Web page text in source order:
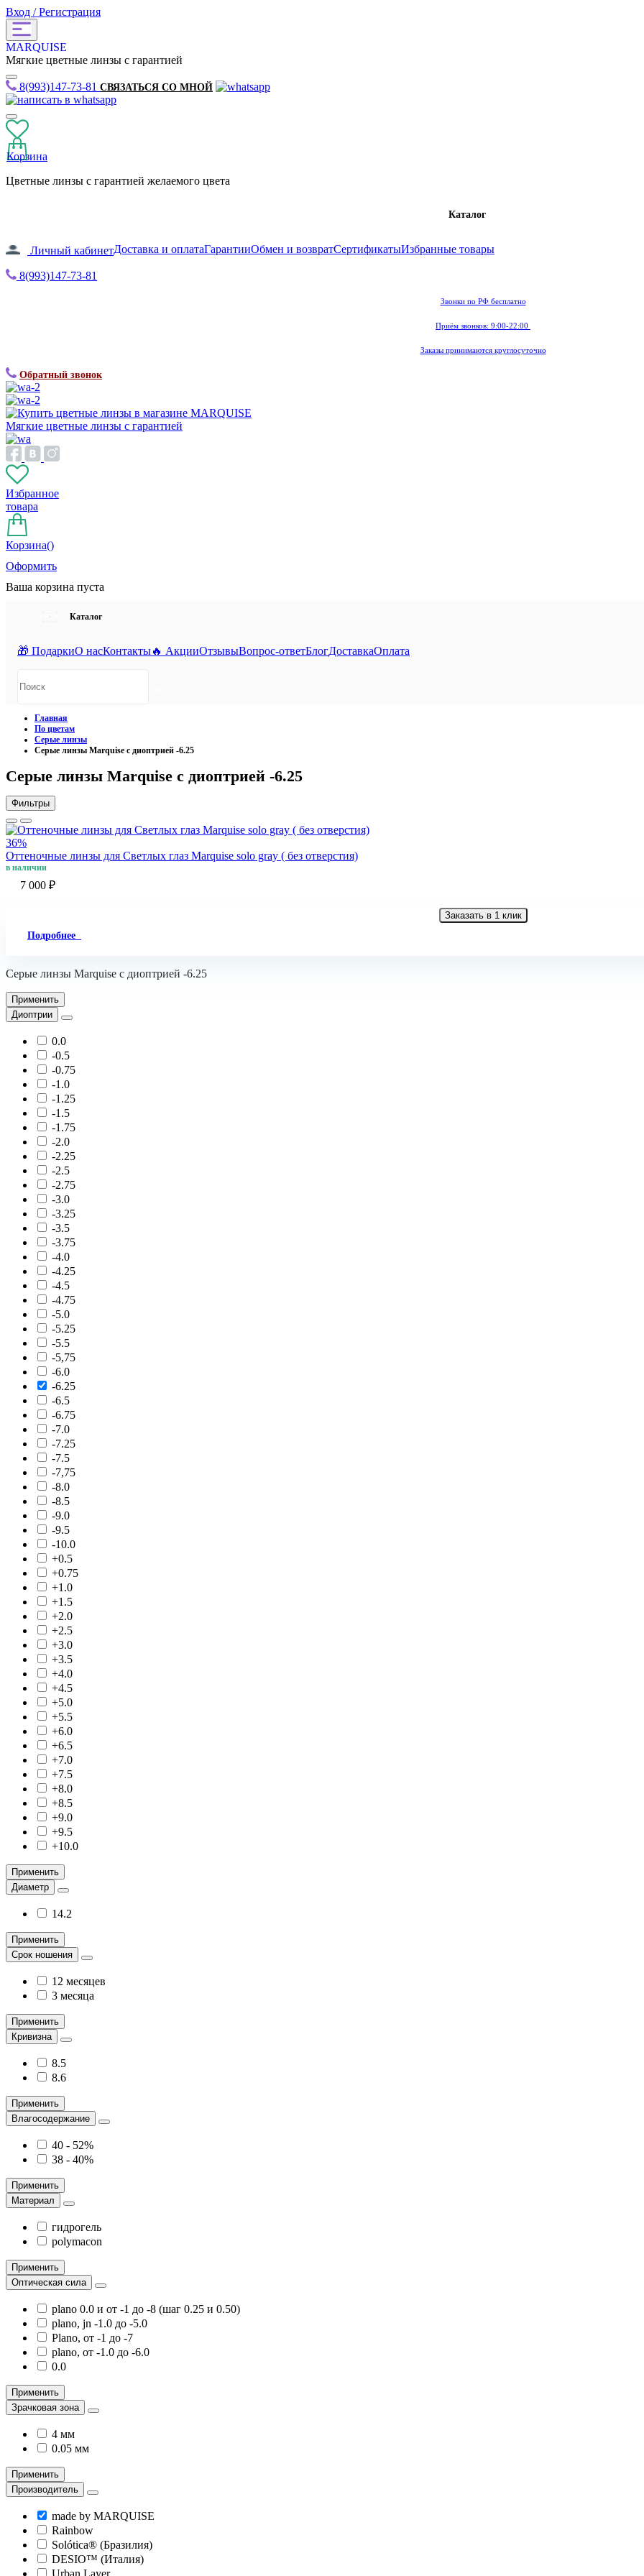
Вход / Регистрация
MARQUISE
Мягкие цветные линзы с гарантией
8(993)147-73-81 СВЯЗАТЬСЯ СО МНОЙ
Корзина
Цветные линзы с гарантией желаемого цвета
Каталог
Личный кабинетДоставка и оплатаГарантииОбмен и возвратСертификатыИзбранные товары
8(993)147-73-81
Звонки по РФ бесплатно
Приём звонков: 9:00-22:00
Заказы принимаются круглосуточно
Обратный звонок
Мягкие цветные линзы с гарантией
Избранное
товара
Корзина()
Оформить
Ваша корзина пуста
Каталог
🎁 ПодаркиО насКонтакты🔥 АкцииОтзывыВопрос-ответБлогДоставкаОплата
Главная
По цветам
Серые линзы
Серые линзы Marquise с диоптрией -6.25
Серые линзы Marquise с диоптрией -6.25
Фильтры
36%
Оттеночные линзы для Светлых глаз Marquise solo gray ( без отверстия)
в наличии
7 000 ₽
Заказать в 1 клик
Подробнее
Серые линзы Marquise с диоптрией -6.25
Применить
Диоптрии
0.0
-0.5
-0.75
-1.0
-1.25
-1.5
-1.75
-2.0
-2.25
-2.5
-2.75
-3.0
-3.25
-3.5
-3.75
-4.0
-4.25
-4.5
-4.75
-5.0
-5.25
-5.5
-5,75
-6.0
-6.25
-6.5
-6.75
-7.0
-7.25
-7.5
-7,75
-8.0
-8.5
-9.0
-9.5
-10.0
+0.5
+0.75
+1.0
+1.5
+2.0
+2.5
+3.0
+3.5
+4.0
+4.5
+5.0
+5.5
+6.0
+6.5
+7.0
+7.5
+8.0
+8.5
+9.0
+9.5
+10.0
Применить
Диаметр
14.2
Применить
Срок ношения
12 месяцев
3 месяца
Применить
Кривизна
8.5
8.6
Применить
Влагосодержание
40 - 52%
38 - 40%
Применить
Материал
гидрогель
polymacon
Применить
Оптическая сила
plano 0.0 и от -1 до -8 (шаг 0.25 и 0.50)
plano, jn -1.0 до -5.0
Plano, от -1 до -7
plano, от -1.0 до -6.0
0.0
Применить
Зрачковая зона
4 мм
0.05 мм
Применить
Производитель
made by MARQUISE
Rainbow
Solótica® (Бразилия)
DESIO™ (Италия)